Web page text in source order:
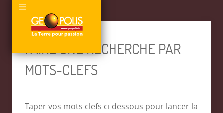
FAIRE UNE RECHERCHE PAR
MOTS-CLEFS
Taper vos mots clefs ci-dessous pour lancer la